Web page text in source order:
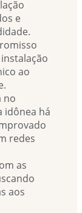
e
ao
no
idônea há
redes
as
aos